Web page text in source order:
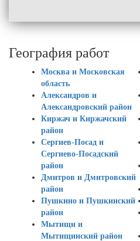
География работ
Москва и Московская
область
Александров и
Александровский район
Киржач и Киржачский
район
Сергиев-Посад и
Сергиево-Посадский
район
Дмитров и Дмитровский
район
Пушкино и Пушкинский
район
Мытищи и
Мытищинский район